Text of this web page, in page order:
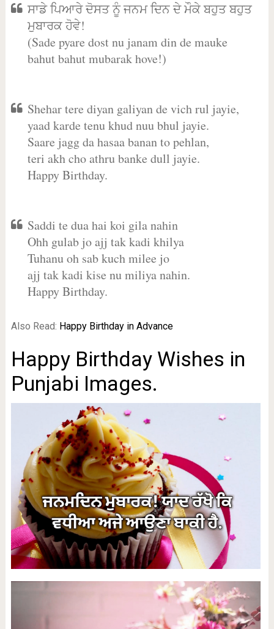
ਸਾਡੇ ਪਿਆਰੇ ਦੋਸਤ ਨੂੰ ਜਨਮ ਦਿਨ ਦੇ ਮੌਕੇ ਬਹੁਤ ਬਹੁਤ
ਮੁਬਾਰਕ ਹੋਵੇ!
(Sade pyare dost nu janam din de mauke
bahut bahut mubarak hove!)
Shehar tere diyan galiyan de vich rul jayie,
yaad karde tenu khud nuu bhul jayie.
Saare jagg da hasaa banan to pehlan,
teri akh cho athru banke dull jayie.
Happy Birthday.
Saddi te dua hai koi gila nahin
Ohh gulab jo ajj tak kadi khilya
Tuhanu oh sab kuch milee jo
ajj tak kadi kise nu miliya nahin.
Happy Birthday.
Also Read: Happy Birthday in Advance
Happy Birthday Wishes in
Punjabi Images.